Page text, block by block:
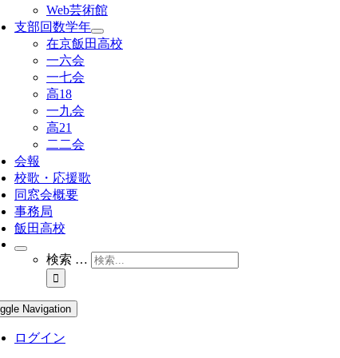
Web芸術館
支部回数学年
在京飯田高校
一六会
一七会
高18
一九会
高21
二二会
会報
校歌・応援歌
同窓会概要
事務局
飯田高校
検索 …
Navigation
ログイン